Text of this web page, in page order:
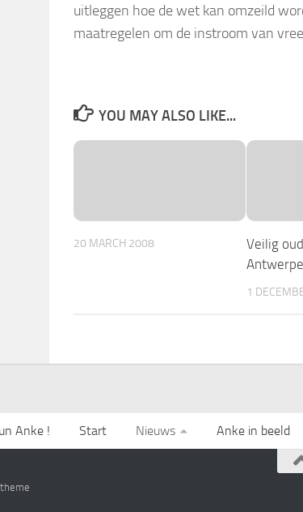
uitleggen hoe de wet kan omzeild
maatregelen om de instroom van
YOU MAY ALSO LIKE...
20 MARCH 2008
Veilig
1
Anke ! Start Nieuws Anke in beeld